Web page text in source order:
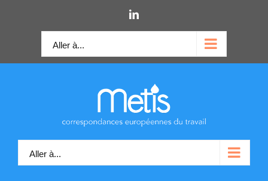
LinkedIn
Aller à...
Aller à...